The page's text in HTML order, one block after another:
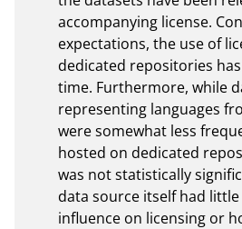
accompanying license.
expectations, the use of
dedicated repositories
time. Furthermore, while
representing languages
were somewhat less
hosted on dedicated
was not statistically
data source itself had
influence on licensing or